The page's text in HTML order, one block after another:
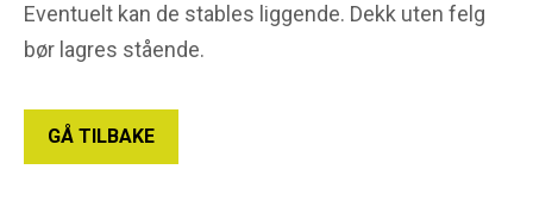
Eventuelt kan de stables liggende. Dekk uten felg
bør lagres stående.
GÅ TILBAKE